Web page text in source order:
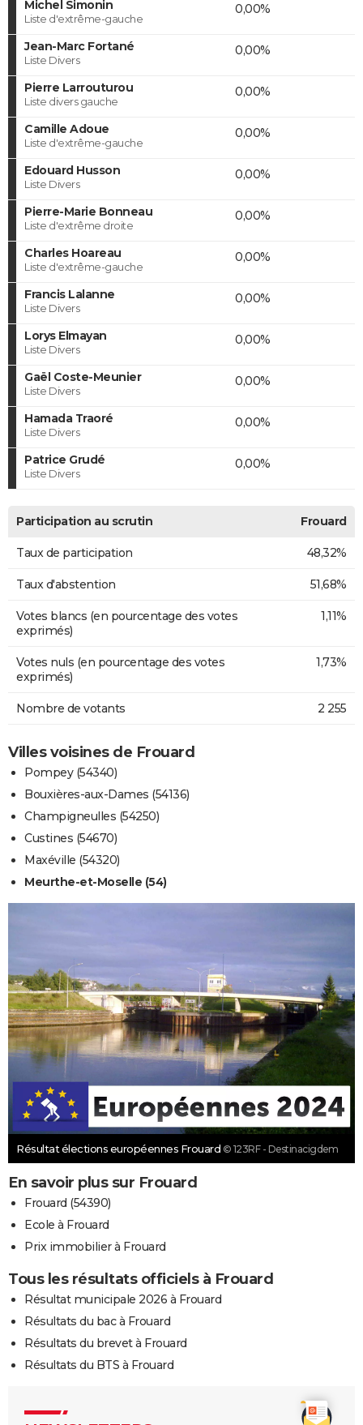
Michel Simonin
Liste d'extrême-gauche
0,00%
Jean-Marc Fortané
Liste Divers
0,00%
Pierre Larrouturou
Liste divers gauche
0,00%
Camille Adoue
Liste d'extrême-gauche
0,00%
Edouard Husson
Liste Divers
0,00%
Pierre-Marie Bonneau
Liste d'extrême droite
0,00%
Charles Hoareau
Liste d'extrême-gauche
0,00%
Francis Lalanne
Liste Divers
0,00%
Lorys Elmayan
Liste Divers
0,00%
Gaël Coste-Meunier
Liste Divers
0,00%
Hamada Traoré
Liste Divers
0,00%
Patrice Grudé
Liste Divers
0,00%
Participation au scrutin Frouard
Taux de participation 48,32%
Taux d'abstention 51,68%
Votes blancs (en pourcentage des votes
exprimés)
1,11%
Votes nuls (en pourcentage des votes
exprimés)
1,73%
Nombre de votants 2 255
Villes voisines de Frouard
Pompey (54340)
Bouxières-aux-Dames (54136)
Champigneulles (54250)
Custines (54670)
Maxéville (54320)
Meurthe-et-Moselle (54)
Résultat élections européennes Frouard © 123RF - Destinacigdem
En savoir plus sur Frouard
Frouard (54390)
Ecole à Frouard
Prix immobilier à Frouard
Tous les résultats officiels à Frouard
Résultat municipale 2026 à Frouard
Résultats du bac à Frouard
Résultats du brevet à Frouard
Résultats du BTS à Frouard